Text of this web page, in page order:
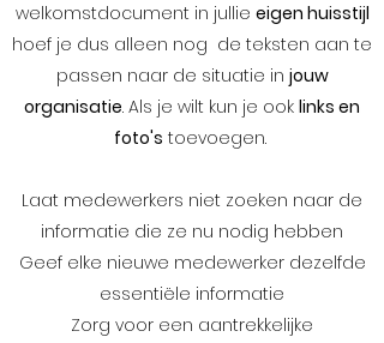
welkomstdocument in jullie eigen huisstijl
hoef je dus alleen nog de teksten aan te
passen naar de situatie in jouw
organisatie. Als je wilt kun je ook links en
foto's toevoegen.
Laat medewerkers niet zoeken naar de
informatie die ze nu nodig hebben
Geef elke nieuwe medewerker dezelfde
essentiële informatie
Zorg voor een aantrekkelijke